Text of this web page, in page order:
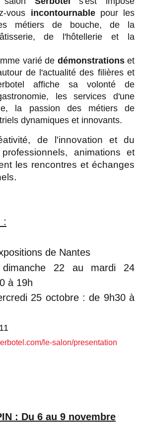
vous incontournablepour les
métiers de bouche, de la
de l'hôtellerie et la
varié de démonstrationset
de l'actualité des filières et
affiche sa volonté de
les services d'une
la passion des métiers de
dynamiques et innovants.
de l'innovation et du
animations et
les rencontres et échanges
.
:
de Nantes
22 au mardi 24
à 19h
octobre : de 9h30 à
le-salon/presentation
: Du 6 au 9 novembre